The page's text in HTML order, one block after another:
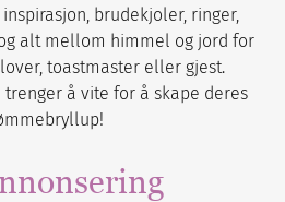
brudekjoler, ringer,
alt mellom himmel og jord for
toastmaster eller gjest.
å vite for å skape deres